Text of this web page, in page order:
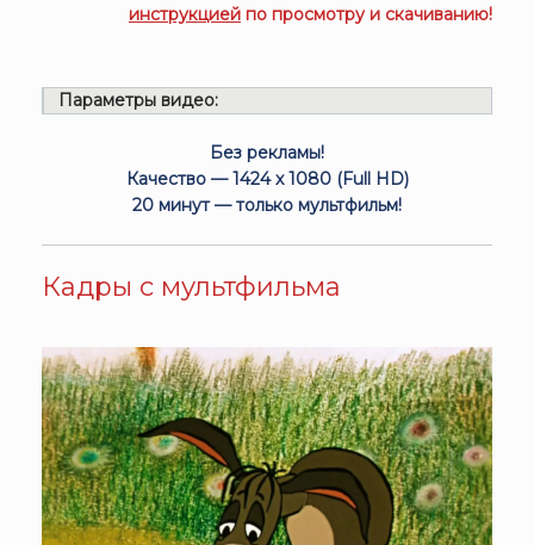
инструкцией по просмотру и скачиванию!
Параметры видео:
Без рекламы!
Качество — 1424 x 1080 (Full HD)
20 минут — только мультфильм!
Кадры с мультфильма